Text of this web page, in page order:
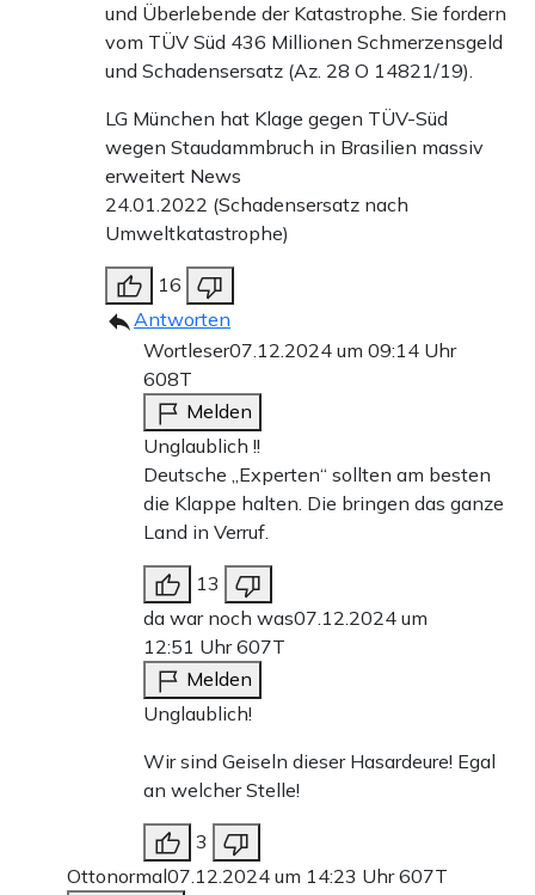
und Überlebende der Katastrophe. Sie fordern
vom TÜV Süd 436 Millionen Schmerzensgeld
und Schadensersatz (Az. 28 O 14821/19).
LG München hat Klage gegen TÜV-Süd
wegen Staudammbruch in Brasilien massiv
erweitert News
24.01.2022 (Schadensersatz nach
Umweltkatastrophe)
16
Antworten
Wortleser07.12.2024 um 09:14 Uhr
608T
Melden
Unglaublich !!
Deutsche „Experten“ sollten am besten
die Klappe halten. Die bringen das ganze
Land in Verruf.
13
da war noch was07.12.2024 um
12:51 Uhr607T
Melden
Unglaublich!
Wir sind Geiseln dieser Hasardeure! Egal
an welcher Stelle!
3
Ottonormal07.12.2024 um 14:23 Uhr607T